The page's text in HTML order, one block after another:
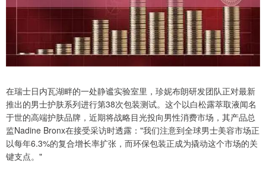
在瑞士日内瓦湖畔的一处静谧实验室里，珍妮布朗研发团队正对最新
推出的男士护肤系列进行第38次包装测试。这个以白松露萃取液闻名
于世的高端护肤品牌，近期将战略目光投向男性消费市场，其产品总
监Nadine Bronx在接受采访时透露："我们注意到全球男士美容市场正
以每年6.3%的复合增长率扩张，而环保包装正成为撬动这个市场的关
键支点。"